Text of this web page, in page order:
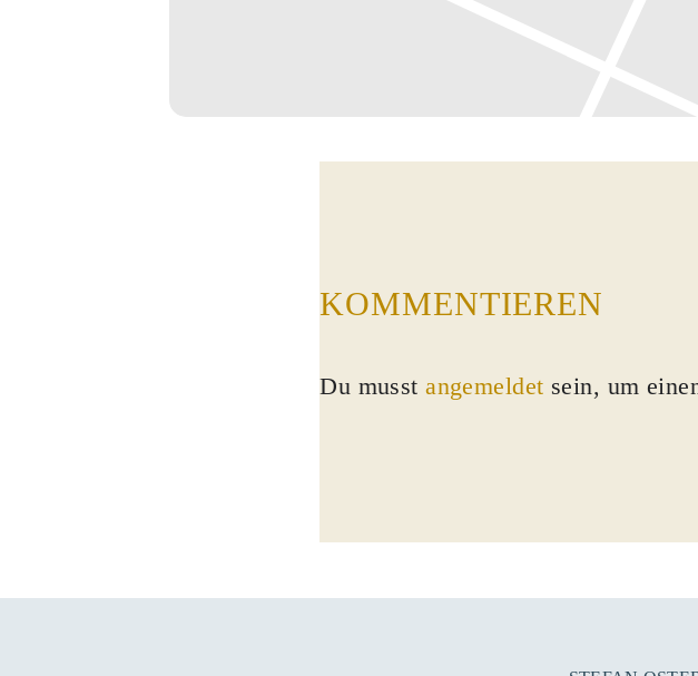
KOMMENTIEREN
Du musstangemeldet sein, um